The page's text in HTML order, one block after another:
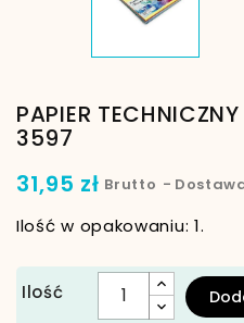
PAPIER
3597
31,95 zł Brutto
Ilość w opakowaniu: 1.
Ilość